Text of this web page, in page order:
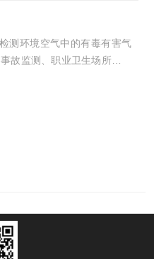
测环境空气中的有毒有害气
故监测、职业卫生场所有毒